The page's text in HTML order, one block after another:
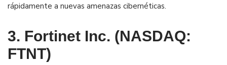
rápidamente a nuevas amenazas cibernéticas​.
3. Fortinet Inc. (NASDAQ:
FTNT)